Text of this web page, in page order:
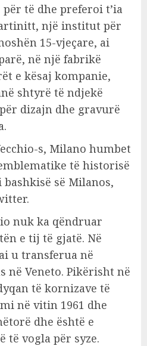
të dhe preferoi t’ia
një institut për
15-vjeçare, ai
në një fabrikë
e kësaj kompanie,
shtyrë të ndjekë
dizajn dhe gravurë
s, Milano humbet
të historisë
së Milanos,
nuk ka qëndruar
e tij të gjatë. Në
u transferua në
në Veneto. Pikërisht në
të kornizave të
në vitin 1961 dhe
dhe është e
të vogla për syze.